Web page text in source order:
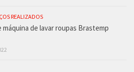
REALIZADOS
máquina de lavar roupas Brastemp